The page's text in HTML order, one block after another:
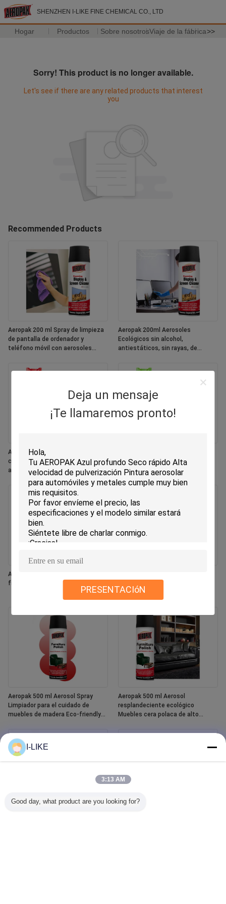
SHENZHEN I-LIKE FINE CHEMICAL CO., LTD
Hogar Productos Sobre nosotrosViaje de la fábrica>>
Deja un mensaje
¡Te llamaremos pronto!
PRESENTACIóN
Sorry! This product is no longer available.
Let's see if there are any related products that interest
you
Recommended Products
Aeropak 200 ml Spray de limpieza
de pantalla de ordenador y
teléfono móvil con aerosoles
Aeropak 200ml Aerosoles
Ecológicos sin alcohol,
antiestáticos, sin rayas, de
pantalla de colores personalizada
Aeropak 330ml Aerosol ecológico
con aroma de rosa, frescante de
aire, aerosol para uso en el hogar y
el automóvil, de larga duración
jazmín Uso Eliminador de olores
eficaz Eco-sencillo de larga
duración, seguro para mascotas,
seguro para niños, fresador de aire
Aeropak 330 ml Aerosol fresco con
fragancia de jazmín
utensilios de cocina spray de
limpieza rápida sin residuos
Aeropak 500 ml Aerosol Spray
Limpiador para el cuidado de
muebles de madera Eco-friendly
Essential Oil Polish para madera
Aeropak 500 ml Aerosol
resplandeciente ecológico
Muebles cera polaca de alto
Protección contra grietas y
I-LIKE
3:13 AM
Good day, what product are you looking for?